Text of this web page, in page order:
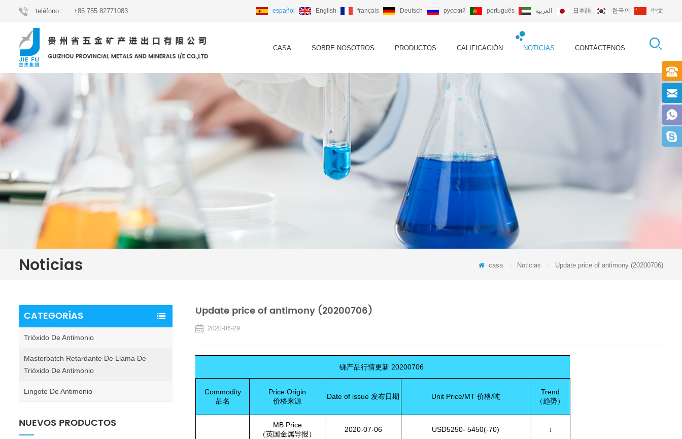
teléfono : +86 755 82771083 español English français Deutsch русский português العربية 日本語 한국의 中文
CASA SOBRE NOSOTROS PRODUCTOS CALIFICACIÓN NOTICIAS CONTÁCTENOS
Noticias casa Noticias Update price of antimony (20200706)
CATEGORÍAS
Trióxido De Antimonio
Masterbatch Retardante De Llama De
Trióxido De Antimonio
Lingote De Antimonio
NUEVOS PRODUCTOS
Update price of antimony (20200706)
2020-06-29
锑产品行情更新 20200706
Commodity
品名
Price Origin
价格来源
Date of issue 发布日期 Unit Price/MT 价格/吨
Trend
（趋势）
MB Price
（英国金属导报）
2020-07-06 USD5250- 5450(-70) ↓